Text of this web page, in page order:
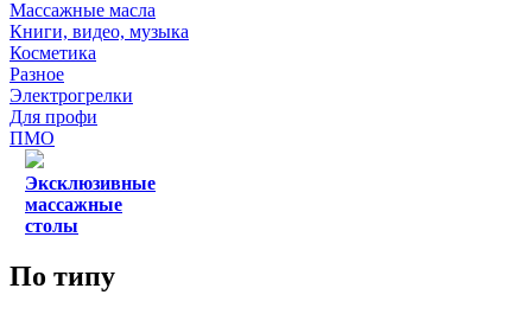
Массажные масла
Книги, видео, музыка
Косметика
Разное
Электрогрелки
Для профи
ПМО
Эксклюзивные
массажные
столы
По типу